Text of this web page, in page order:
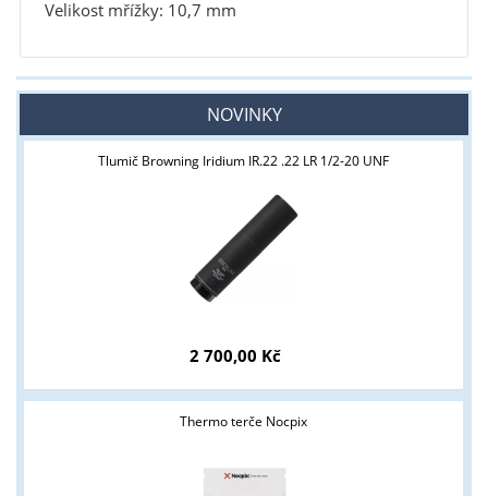
Velikost mřížky: 10,7 mm
NOVINKY
Tlumič Browning Iridium IR.22 .22 LR 1/2-20 UNF
2 700,00 Kč
Thermo terče Nocpix